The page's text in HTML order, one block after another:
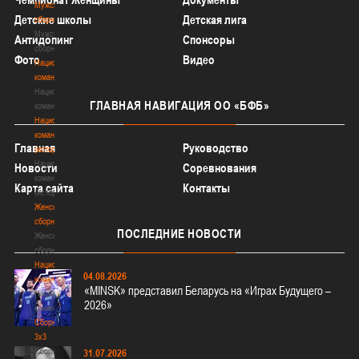
Мужские
сборные
Мужские
сборные
Национальная
команда
Национальная
команда
Национальная
команда
(история)
Национальная
команда
(история)
Женские
сборные
Женские
сборные
Национальная
команда
Национальная
команда
Сборные
3х3
Сборные
Детские школы
Детская лига
Антидопинг
Спонсоры
Фото
Видео
ГЛАВНАЯ НАВИГАЦИЯ ОО «БФБ»
Главная
Руководство
Новости
Соревнования
Карта сайта
Контакты
ПОСЛЕДНИЕ НОВОСТИ
04.08.2026
«MINSK» представил Беларусь на «Играх Будущего –
2026»
31.07.2026